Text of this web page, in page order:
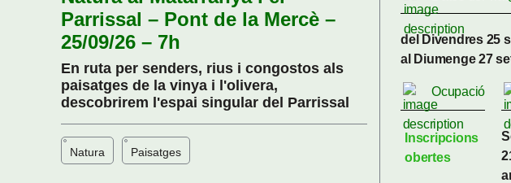
Parrissal – Pont de la Mercè –
25/09/26 – 7h
En ruta per senders, rius i congostos als
paisatges de la vinya i l'olivera,
descobrirem l'espai singular del Parrissal
Natura Paisatges
del Divendres 25
al Diumenge 27
Ocupació
Inscripcions
obertes